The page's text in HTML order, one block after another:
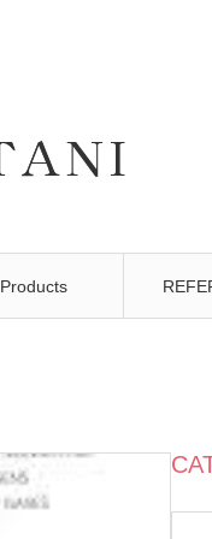
Products